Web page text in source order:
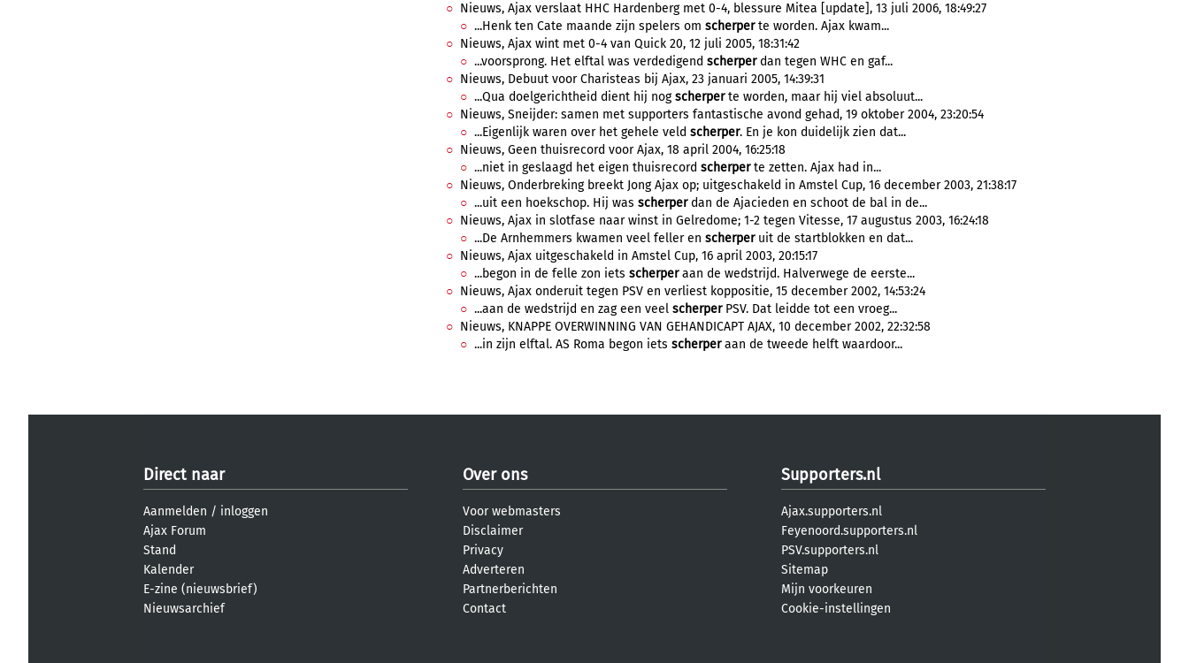
Nieuws, Ajax verslaat HHC Hardenberg met 0-4, blessure Mitea [update], 13 juli 2006, 18:49:27
...Henk ten Cate maande zijn spelers om scherperte worden. Ajax kwam...
Nieuws, Ajax wint met 0-4 van Quick 20, 12 juli 2005, 18:31:42
...voorsprong. Het elftal was verdedigend scherperdan tegen WHC en gaf...
Nieuws, Debuut voor Charisteas bij Ajax, 23 januari 2005, 14:39:31
...Qua doelgerichtheid dient hij nogscherperte worden, maar hij viel absoluut...
Nieuws, Sneijder: samen met supporters fantastische avond gehad, 19 oktober 2004, 23:20:54
...Eigenlijk waren over het gehele veld scherper. En je kon duidelijk zien dat...
Nieuws, Geen thuisrecord voor Ajax, 18 april 2004, 16:25:18
...niet in geslaagd het eigen thuisrecord scherperte zetten. Ajax had in...
Nieuws, Onderbreking breekt Jong Ajax op; uitgeschakeld in Amstel Cup, 16 december 2003, 21:38:17
...uit een hoekschop. Hij was scherperdan de Ajacieden en schoot de bal in de...
Nieuws, Ajax in slotfase naar winst in Gelredome; 1-2 tegen Vitesse, 17 augustus 2003, 16:24:18
...De Arnhemmers kwamen veel feller en scherperuit de startblokken en dat...
Nieuws, Ajax uitgeschakeld in Amstel Cup, 16 april 2003, 20:15:17
...begon in de felle zon iets scherperaan de wedstrijd. Halverwege de eerste...
Nieuws, Ajax onderuit tegen PSV en verliest koppositie, 15 december 2002, 14:53:24
...aan de wedstrijd en zag een veel scherperPSV. Dat leidde tot een vroeg...
Nieuws, KNAPPE OVERWINNING VAN GEHANDICAPT AJAX, 10 december 2002, 22:32:58
...in zijn elftal. AS Roma begon iets scherperaan de tweede helft waardoor...
Direct naar
Aanmelden / inloggen
Ajax Forum
Stand
Kalender
E-zine (nieuwsbrief)
Nieuwsarchief
Over ons
Voor webmasters
Disclaimer
Privacy
Adverteren
Partnerberichten
Contact
Supporters.nl
Ajax.supporters.nl
Feyenoord.supporters.nl
PSV.supporters.nl
Sitemap
Mijn voorkeuren
Cookie-instellingen